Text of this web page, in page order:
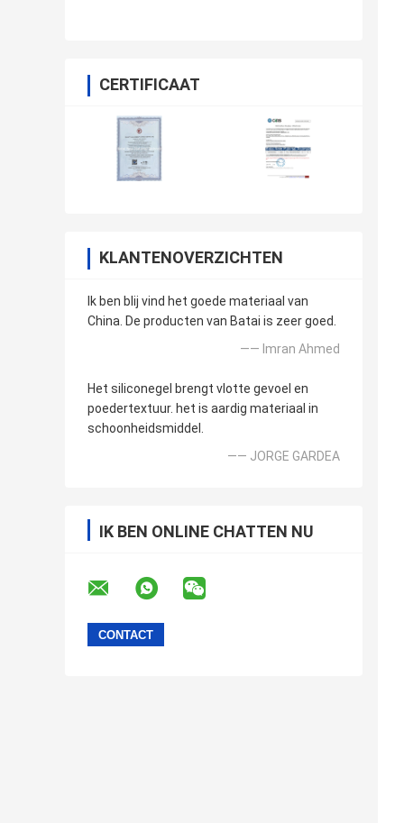
CERTIFICAAT
KLANTENOVERZICHTEN
Ik ben blij vind het goede materiaal van
China. De producten van Batai is zeer goed.
—— Imran Ahmed
Het siliconegel brengt vlotte gevoel en
poedertextuur. het is aardig materiaal in
schoonheidsmiddel.
—— JORGE GARDEA
IK BEN ONLINE CHATTEN NU